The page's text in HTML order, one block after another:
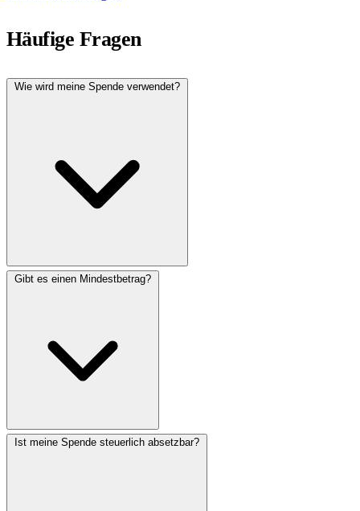
Häufige Fragen
Wie wird meine Spende verwendet?
Gibt es einen Mindestbetrag?
Ist meine Spende steuerlich absetzbar?